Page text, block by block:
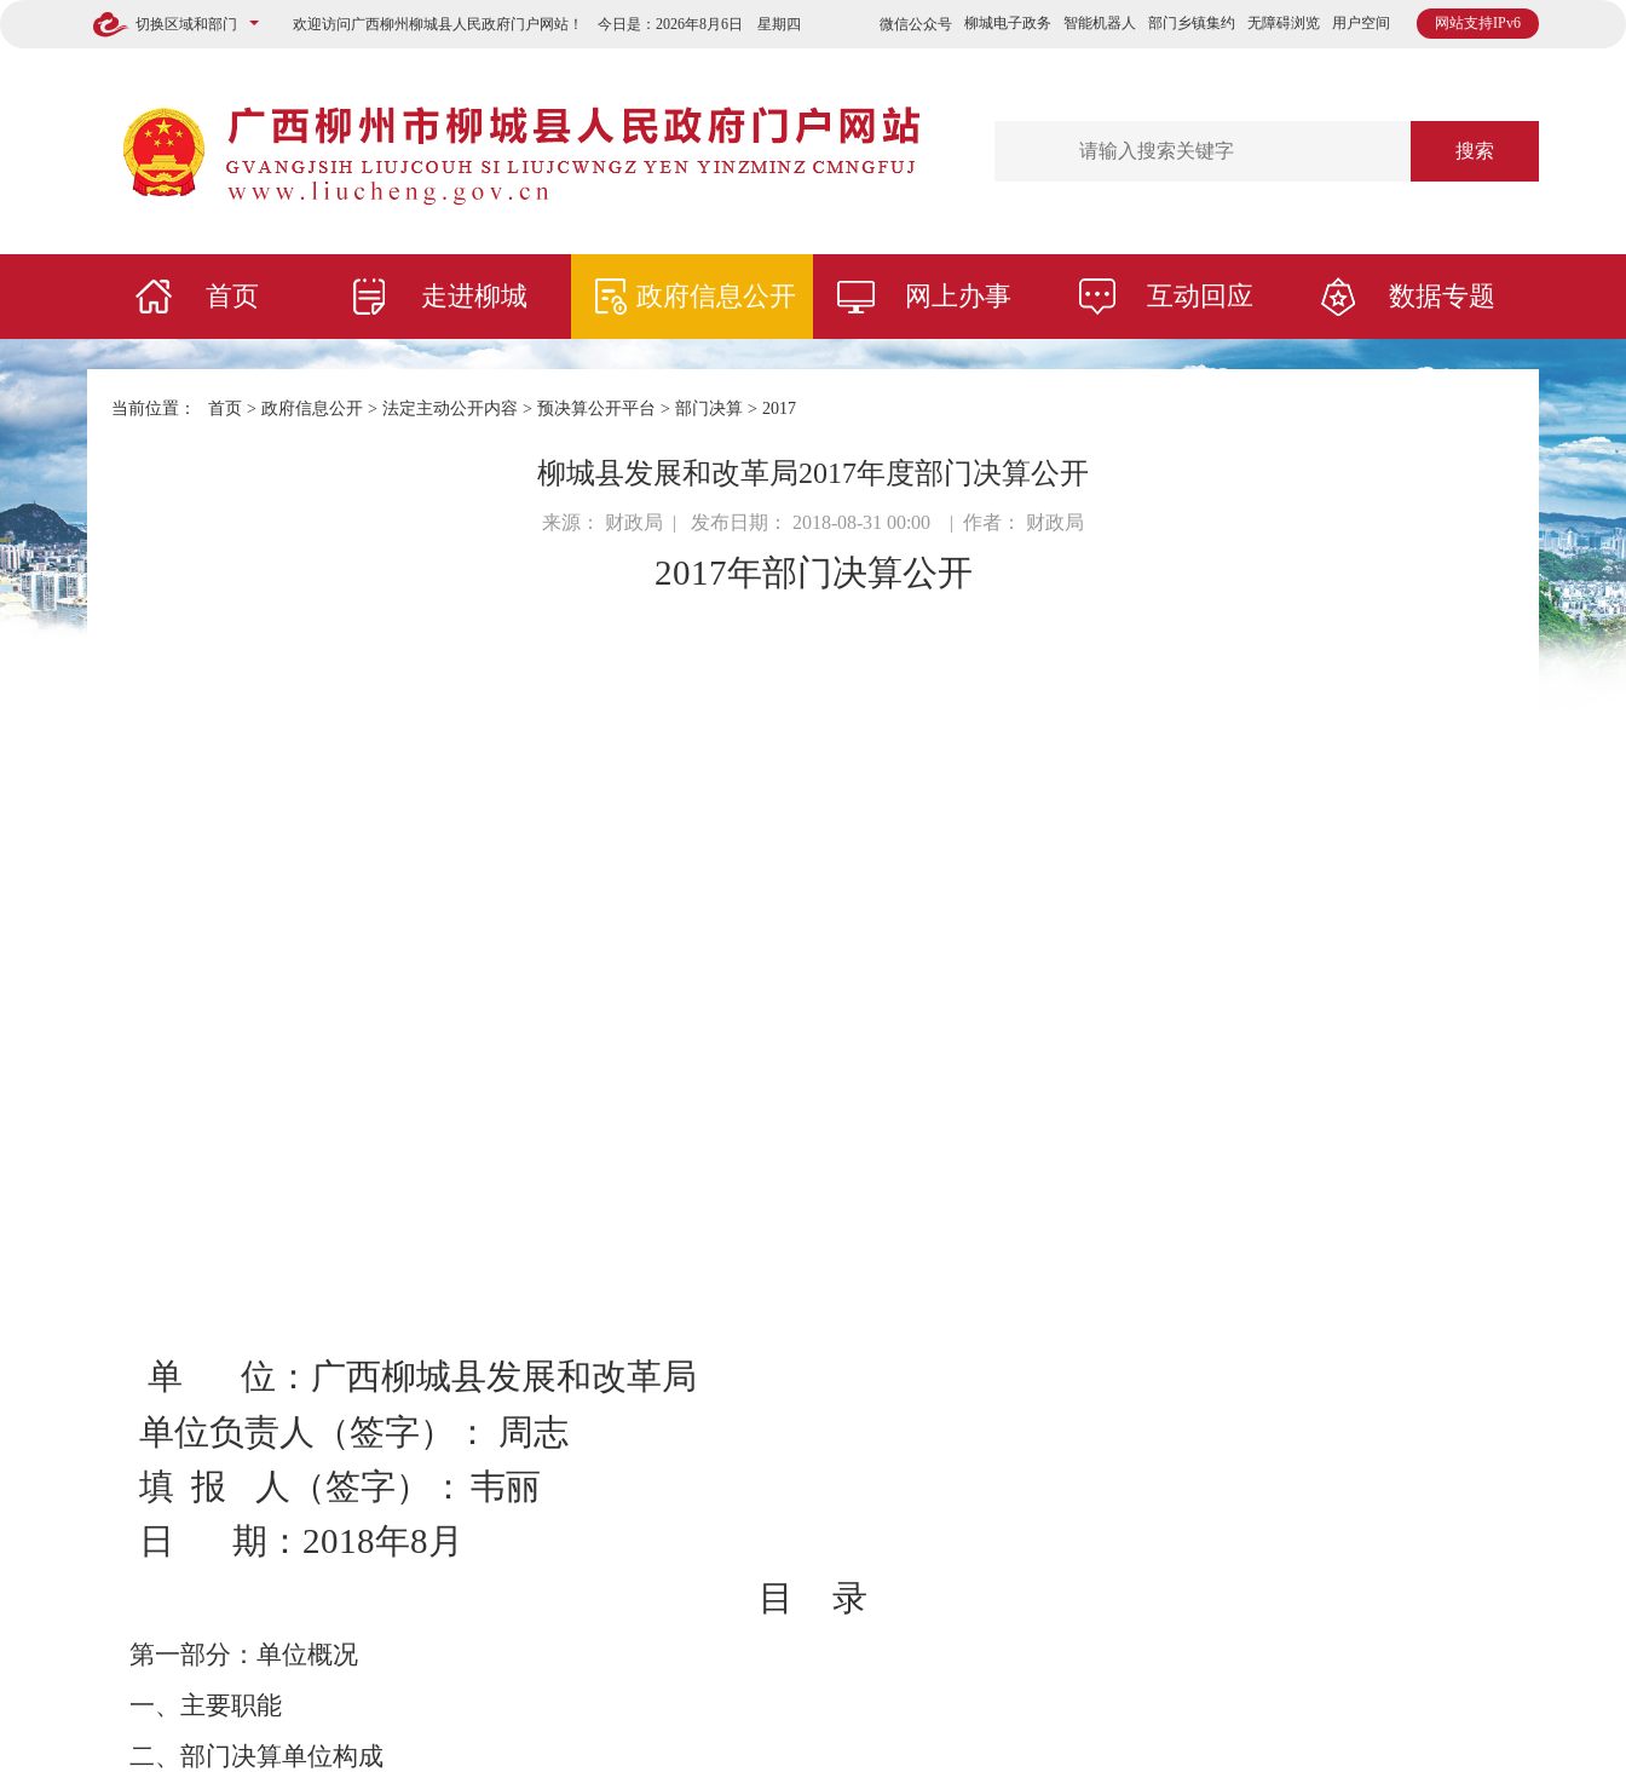
切换区域和部门 网站支持IPv6
微信公众号 柳城电子政务 智能机器人 部门乡镇集约 无障碍浏览 用户空间
欢迎访问广西柳州柳城县人民政府门户网站！ 今日是： 2026年8月6日 星期四
搜索
首页 走进柳城 政府信息公开 网上办事 互动回应 数据专题
当前位置： 首页 > 政府信息公开 > 法定主动公开内容 > 预决算公开平台 > 部门决算 > 2017
柳城县发展和改革局2017年度部门决算公开
来源： 财政局 | 发布日期： 2018-08-31 00:00 | 作者： 财政局
2017年部门决算公开
单
位：广西柳城县发展和改革局
单位负责人（签字）： 周志
填 报
人（签字）： 韦丽
日
期：2018年8月
目 录
第一部分：单位概况
一、主要职能
二、部门决算单位构成